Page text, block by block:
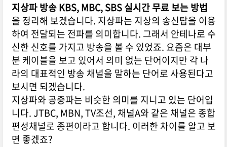
지상파 방송 KBS, MBC, SBS 실시간 무료 보는 방법
을 정리해 보겠습니다. 지상파는 지상의 송신탑을 이용
하여 전달되는 전파를 의미합니다. 그래서 안테나로 수
신한 신호를 가지고 방송을 볼 수 있었죠. 요즘은 대부
분 케이블을 보고 있어서 의미 없는 단어이지만 각 나
라의 대표적인 방송 채널을 말하는 단어로 사용된다고
보시면 되겠습니다.
지상파와 공중파는 비슷한 의미를 지니고 있는 단어입
니다. JTBC, MBN, TV조선, 채널A와 같은 채널은 종합
편성채널로 종편이라고 합니다. 이러한 차이를 알고 보
면 좋겠죠?